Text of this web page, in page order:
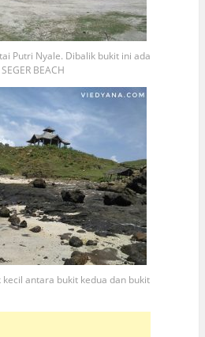
Putri Nyale. Dibalik bukit ini ada
BEACH
antara bukit kedua dan bukit